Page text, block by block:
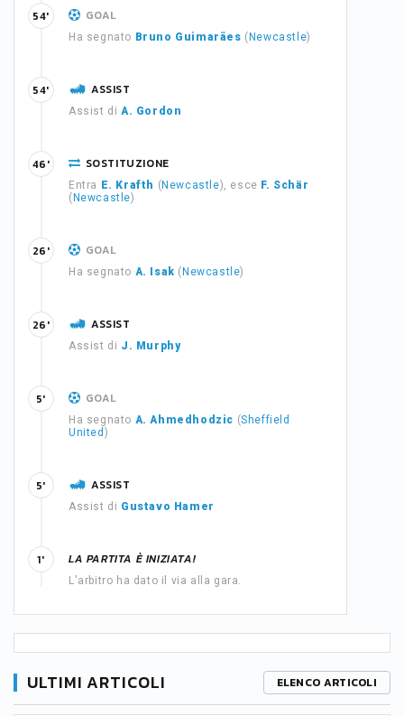
GOAL
Ha segnato Bruno Guimarães ( Newcastle)
54'
ASSIST
Assist di A. Gordon
54'
SOSTITUZIONE
Entra E. Krafth ( Newcastle), esce F. Schär
( Newcastle)
46'
GOAL
Ha segnato A. Isak ( Newcastle)
26'
ASSIST
Assist di J. Murphy
26'
GOAL
Ha segnato A. Ahmedhodzic (Sheffield
United )
5'
ASSIST
Assist di Gustavo Hamer
5'
LA PARTITA È INIZIATA!
L'arbitro ha dato il via alla gara.
1'
ULTIMI ARTICOLI ELENCO ARTICOLI